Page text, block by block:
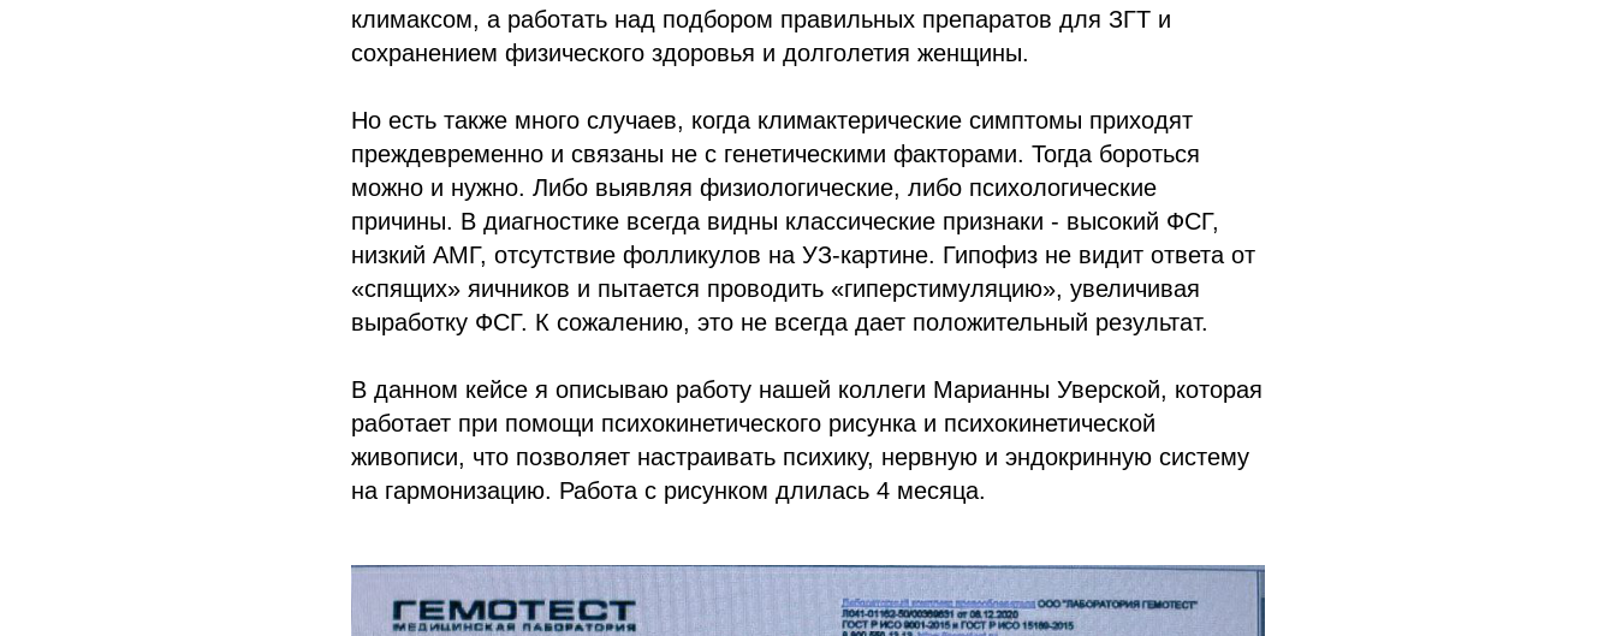
климаксом, а работать над подбором правильных препаратов для ЗГТ и
сохранением физического здоровья и долголетия женщины.
Но есть также много случаев, когда климактерические симптомы приходят
преждевременно и связаны не с генетическими факторами. Тогда бороться
можно и нужно. Либо выявляя физиологические, либо психологические
причины. В диагностике всегда видны классические признаки - высокий ФСГ,
низкий АМГ, отсутствие фолликулов на УЗ-картине. Гипофиз не видит ответа от
«спящих» яичников и пытается проводить «гиперстимуляцию», увеличивая
выработку ФСГ. К сожалению, это не всегда дает положительный результат.
В данном кейсе я описываю работу нашей коллеги Марианны Уверской, которая
работает при помощи психокинетического рисунка и психокинетической
живописи, что позволяет настраивать психику, нервную и эндокринную систему
на гармонизацию. Работа с рисунком длилась 4 месяца.